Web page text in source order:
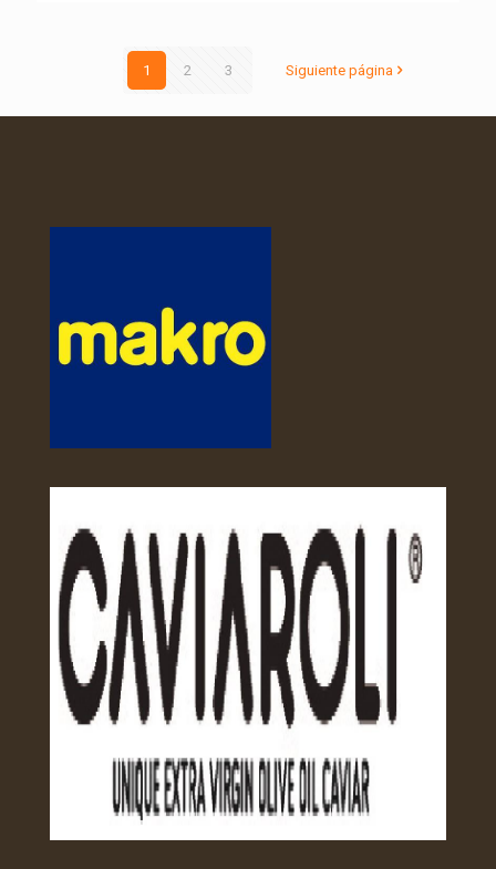
1 2 3 Siguiente página